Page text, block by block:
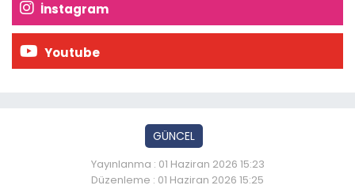
İnstagram
Youtube
GÜNCEL
Yayınlanma : 01 Haziran 2026 15:23
Düzenleme : 01 Haziran 2026 15:25